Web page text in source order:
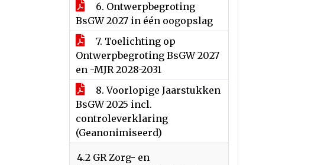
6. Ontwerpbegroting
BsGW 2027 in één oogopslag
7. Toelichting op
Ontwerpbegroting BsGW 2027
en -MJR 2028-2031
8. Voorlopige Jaarstukken
BsGW 2025 incl.
controleverklaring
(Geanonimiseerd)
4.2 GR Zorg- en